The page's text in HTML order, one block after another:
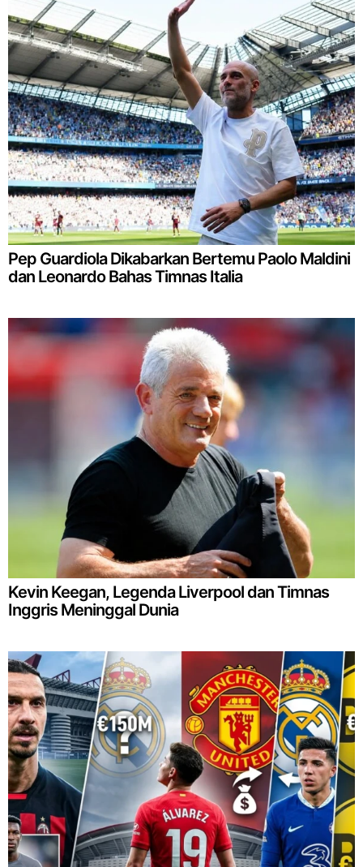
Pep Guardiola Dikabarkan Bertemu Paolo Maldini
dan Leonardo Bahas Timnas Italia
Kevin Keegan, Legenda Liverpool dan Timnas
Inggris Meninggal Dunia